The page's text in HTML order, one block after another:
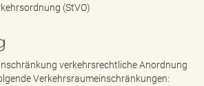
(StVO)
verkehrsrechtliche Anordnung
Verkehrsraumeinschränkungen: